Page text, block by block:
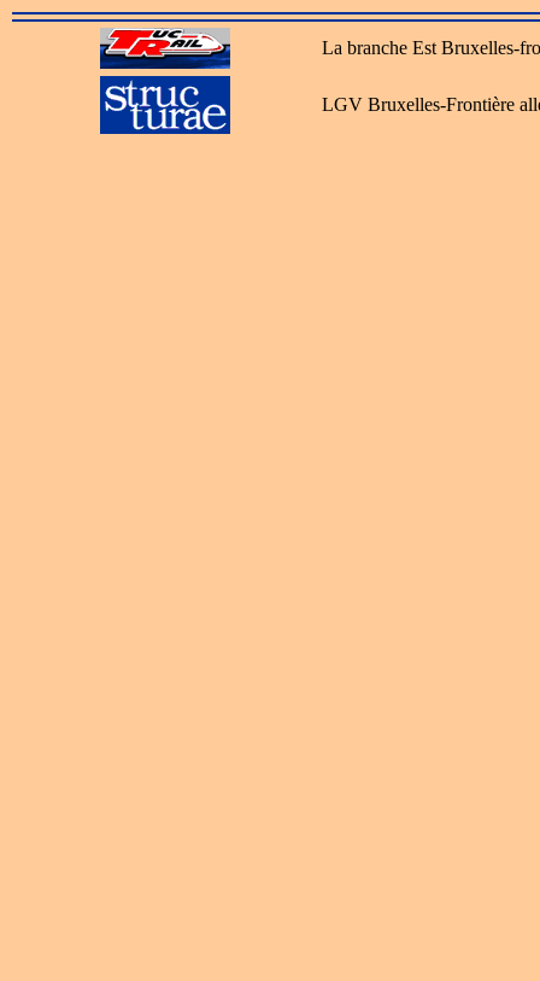
La branche Est Bruxelles-
LGV Bruxelles-Frontière